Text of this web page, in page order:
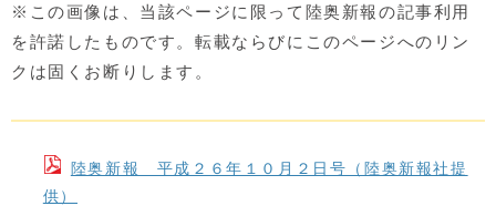
※この画像は、当該ページに限って陸奥新報の記事利用
を許諾したものです。転載ならびにこのページへのリン
クは固くお断りします。
陸奥新報 平成２６年１０月２日号（陸奥新報社提
供）